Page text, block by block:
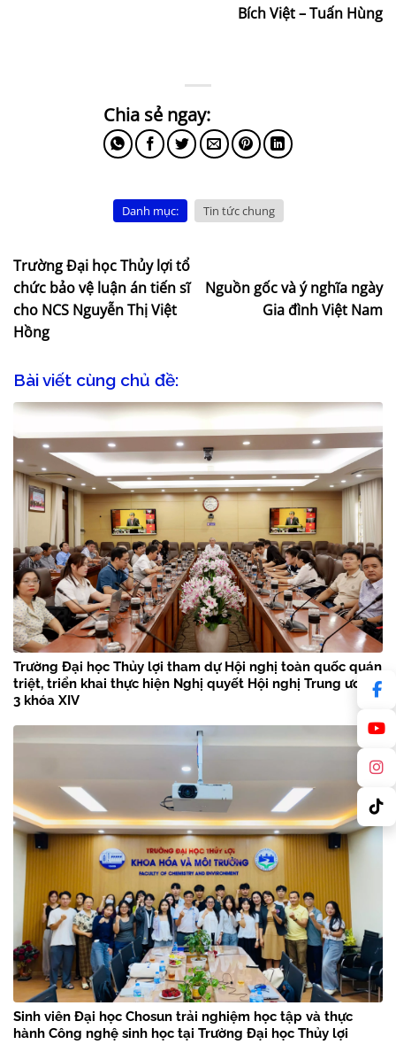
Bích Việt – Tuấn Hùng
Danh mục: Tin tức chung
Trường Đại học Thủy lợi tổ
chức bảo vệ luận án tiến sĩ
cho NCS Nguyễn Thị Việt
Hồng
Nguồn gốc và ý nghĩa ngày
Gia đình Việt Nam
Bài viết cùng chủ đề:
Trường Đại học Thủy lợi tham dự Hội nghị toàn quốc quán
triệt, triển khai thực hiện Nghị quyết Hội nghị Trung ương
3 khóa XIV
Sinh viên Đại học Chosun trải nghiệm học tập và thực
hành Công nghệ sinh học tại Trường Đại học Thủy lợi